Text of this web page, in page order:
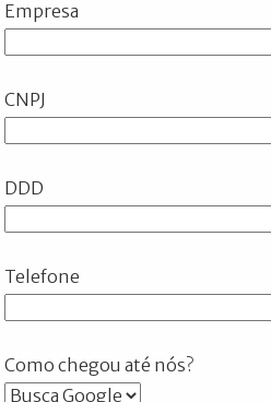
Empresa
CNPJ
DDD
Telefone
Como chegou até nós?